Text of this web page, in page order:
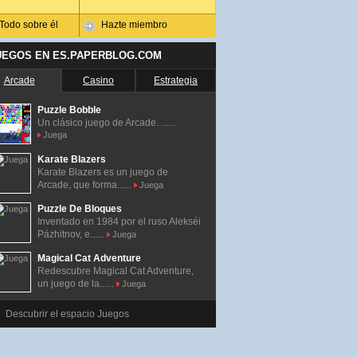
Todo sobre él Hazte miembro
EN ES.PAPERBLOG.COM
Arcade Casino Estrategia
Puzzle Bobble
Un clásico juego de Arcade. ......
Juega
Karate Blazers
Karate Blazers es un juego de
Arcade, que forma......
Juega
Puzzle De Bloques
Inventado en 1984 por el ruso Alekséi
Pázhitnov, e......
Juega
Magical Cat Adventure
Redescubre Magical Cat Adventure,
un juego de la......
Juega
Descubrir el espacio Juegos